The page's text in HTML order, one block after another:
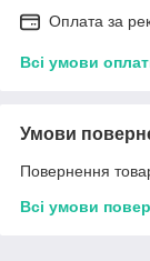
Оплата за
Всі умови
Умови
Повернення
Всі умови